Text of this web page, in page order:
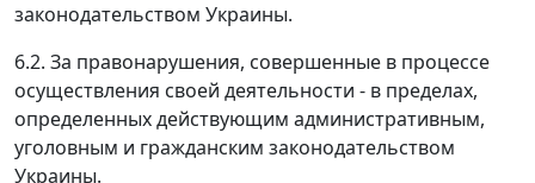
законодательством Украины.
6.2. За правонарушения, совершенные в процессе
осуществления своей деятельности - в пределах,
определенных действующим административным,
уголовным и гражданским законодательством
Украины.